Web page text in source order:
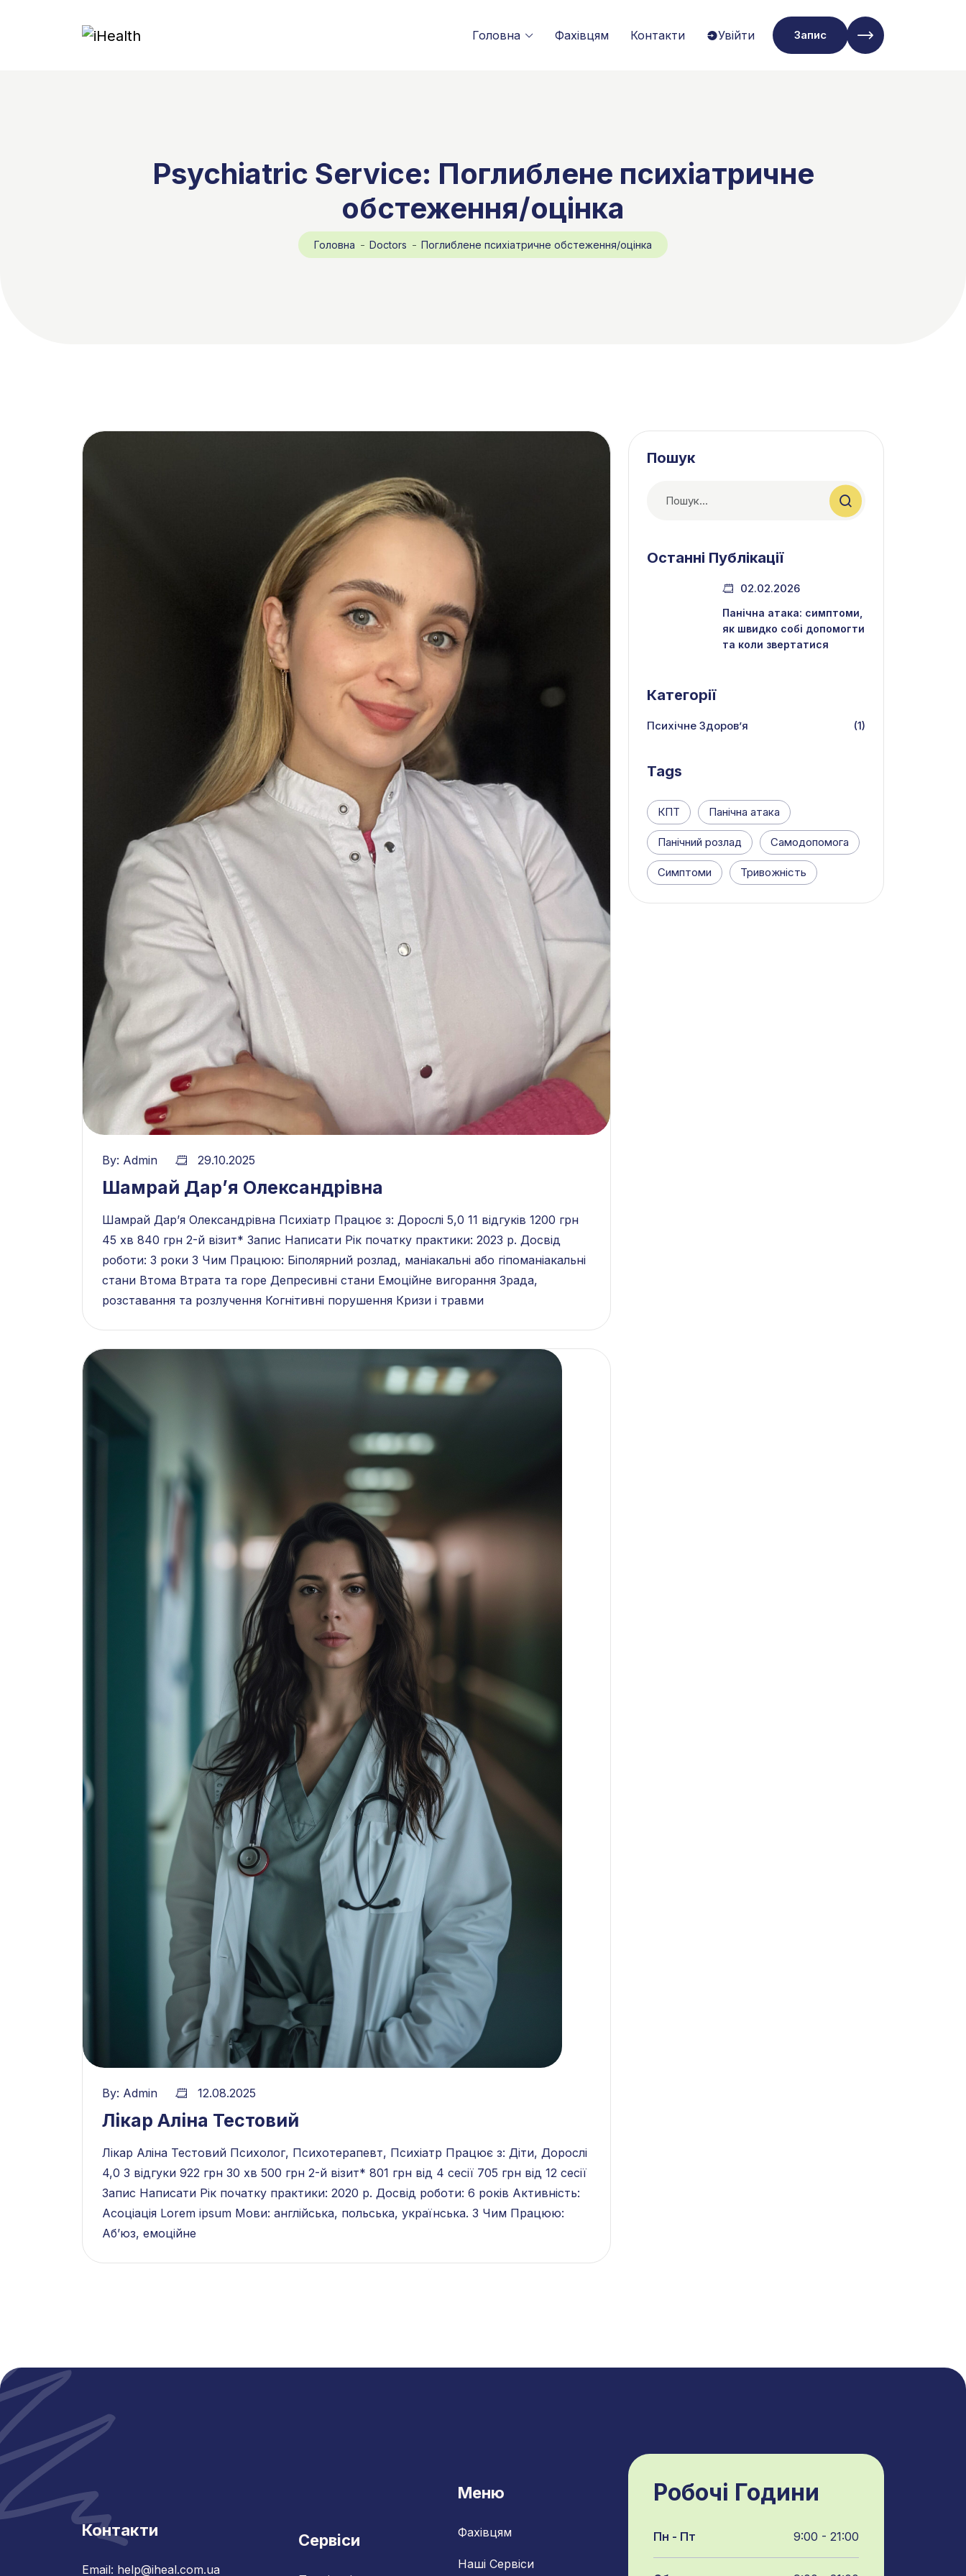
Головна Фахівцям Контакти Увійти Запис
Psychiatric Service: Поглиблене психіатричне
обстеження/оцінка
Головна Doctors Поглиблене психіатричне обстеження/оцінка
By: Admin 29.10.2025
Шамрай Дар’‎я Олександрівна
Шамрай Дар’‎я Олександрівна Психіатр Працює з: Дорослі 5,0 11 відгуків 1200 грн
45 хв 840 грн 2-й візит* Запис Написати Рік початку практики: 2023 р. Досвід
роботи: 3 роки З Чим Працюю: Біполярний розлад, маніакальні або гіпоманіакальні
стани Втома Втрата та горе Депресивні стани Емоційне вигорання Зрада,
розставання та розлучення Когнітивні порушення Кризи і травми
By: Admin 12.08.2025
Лікар Аліна Тестовий
Лікар Аліна Тестовий Психолог, Психотерапевт, Психіатр Працює з: Діти, Дорослі
4,0 3 відгуки 922 грн 30 хв 500 грн 2-й візит* 801 грн від 4 сесії 705 грн від 12 сесії
Запис Написати Рік початку практики: 2020 р. Досвід роботи: 6 років Активність:
Асоціація Lorem ipsum Мови: англійська, польська, українська. З Чим Працюю:
Абʼюз, емоційне
Пошук
Останні Публікації
02.02.2026
Панічна атака: симптоми,
як швидко собі допомогти
та коли звертатися
Категорії
Психічне Здоров’я (1)
Tags
КПТ Панічна атака
Панічний розлад Самодопомога
Симптоми Тривожність
Контакти
Email: help@iheal.com.ua
Сервіси
Меню
Фахівцям
Наші Сервіси
Робочі Години
Пн - Пт 9:00 - 21:00